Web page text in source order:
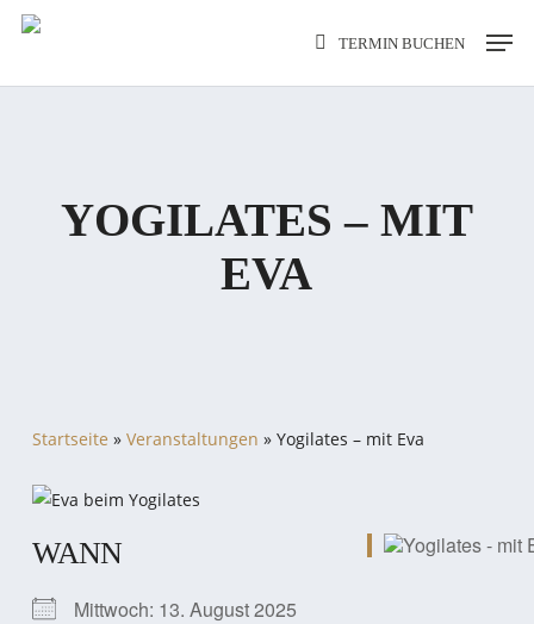
Skip
TERMIN BUCHEN
YOGILATES – MIT
EVA
Startseite » Veranstaltungen » Yogilates – mit Eva
WANN
Mittwoch: 13. August 2025